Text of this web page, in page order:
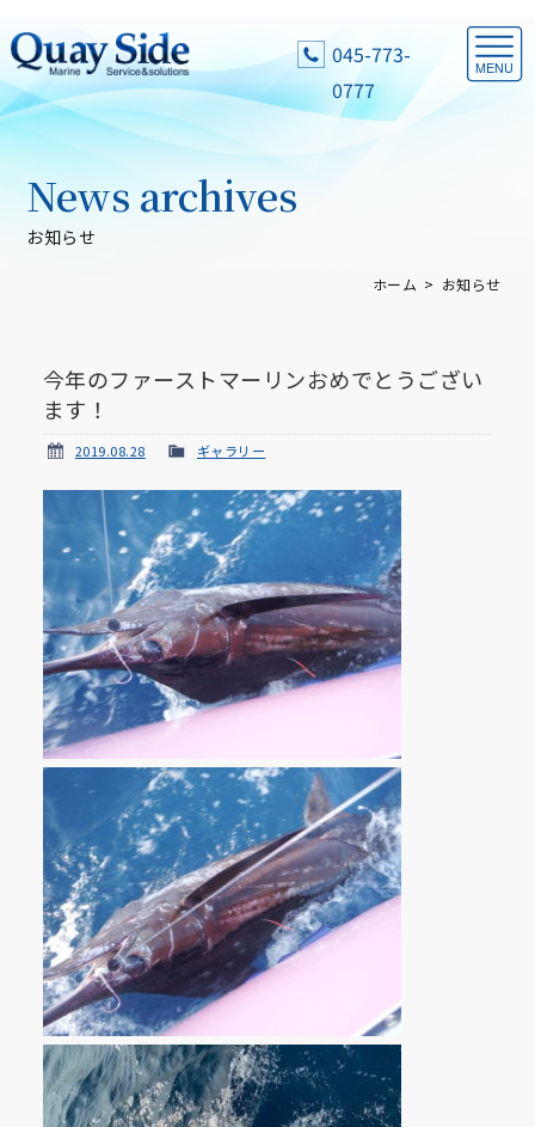
045-773-
0777
お知らせ
News archives
ホーム お知らせ
今年のファーストマーリンおめでとうござい
ます！
2019.08.28 ギャラリー